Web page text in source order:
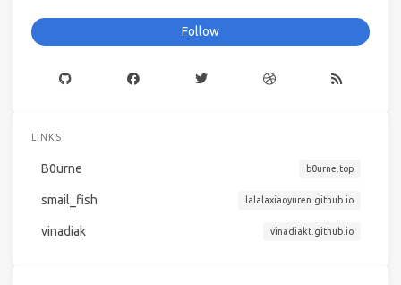
Follow
LINKS
B0urne b0urne.top
smail_fish lalalaxiaoyuren.github.io
vinadiak vinadiakt.github.io